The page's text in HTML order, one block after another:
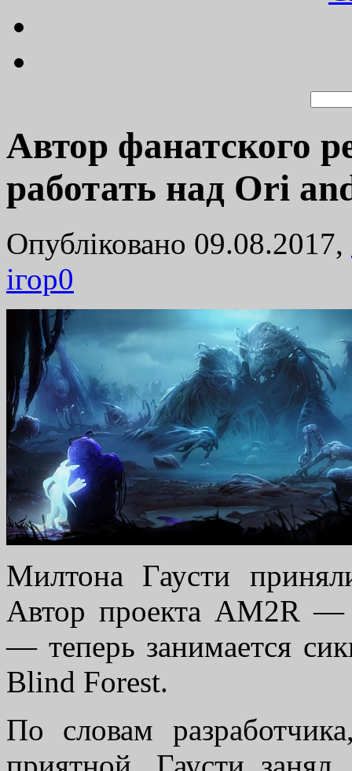
Автор фанатского
работать над Ori
Опубліковано 09.08.2017,
ігор0
Милтона Гаусти
Автор проекта AM2R —
— теперь занимается
Blind Forest.
По словам